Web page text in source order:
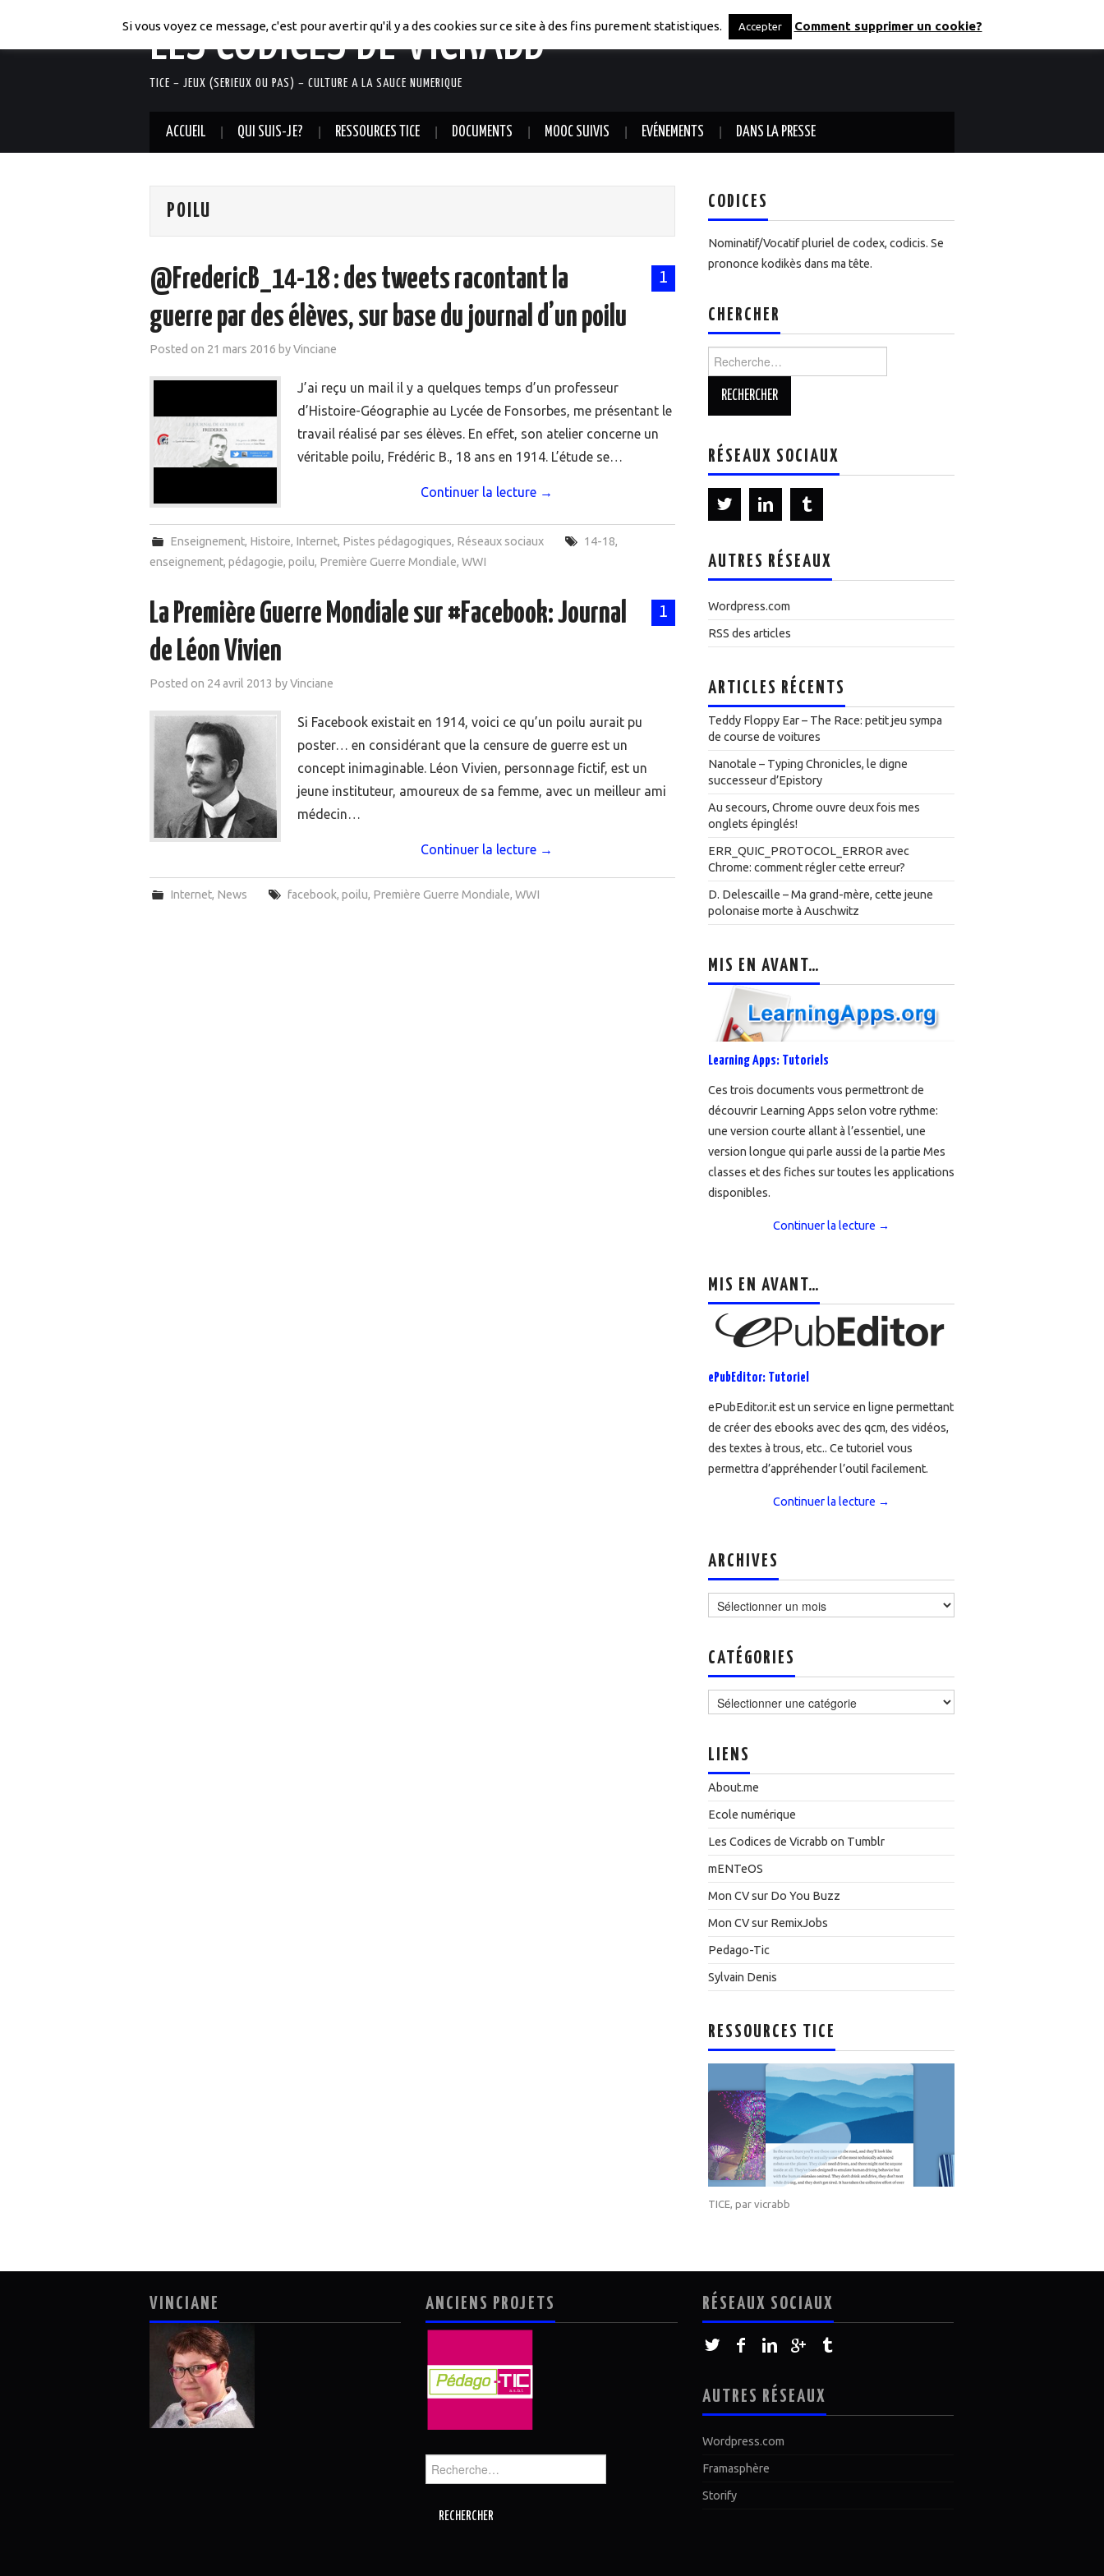
LES CODICES DE VICRABB
TICE – JEUX (SERIEUX OU PAS) – CULTURE A LA SAUCE NUMERIQUE
ACCUEIL QUI SUIS-JE? RESSOURCES TICE DOCUMENTS MOOC SUIVIS EVÉNEMENTS DANS LA PRESSE
POILU
1
@FredericB_14-18 : des tweets racontant la
guerre par des élèves, sur base du journal d’un poilu
Posted on 21 mars 2016 byVinciane
J’ai reçu un mail il y a quelques temps d’un professeur
d’Histoire-Géographie au Lycée de Fonsorbes, me présentant le
travail réalisé par ses élèves. En effet, son atelier concerne un
véritable poilu, Frédéric B., 18 ans en 1914. L’étude se…
Continuer la lecture →
Enseignement, Histoire, Internet, Pistes pédagogiques, Réseaux sociaux 14-18,
enseignement, pédagogie, poilu, Première Guerre Mondiale, WWI
1
La Première Guerre Mondiale sur #Facebook: Journal
de Léon Vivien
Posted on 24 avril 2013 byVinciane
Si Facebook existait en 1914, voici ce qu’un poilu aurait pu
poster… en considérant que la censure de guerre est un
concept inimaginable. Léon Vivien, personnage fictif, est un
jeune instituteur, amoureux de sa femme, avec un meilleur ami
médecin…
Continuer la lecture →
Internet, News facebook, poilu, Première Guerre Mondiale, WWI
CODICES
Nominatif/Vocatif pluriel de codex, codicis. Se
prononce kodikès dans ma tête.
CHERCHER
Rechercher :
RÉSEAUX SOCIAUX
AUTRES RÉSEAUX
Wordpress.com
RSS des articles
ARTICLES RÉCENTS
Teddy Floppy Ear – The Race: petit jeu sympa
de course de voitures
Nanotale – Typing Chronicles, le digne
successeur d’Epistory
Au secours, Chrome ouvre deux fois mes
onglets épinglés!
ERR_QUIC_PROTOCOL_ERROR avec
Chrome: comment régler cette erreur?
D. Delescaille – Ma grand-mère, cette jeune
polonaise morte à Auschwitz
MIS EN AVANT…
Learning Apps: Tutoriels
Ces trois documents vous permettront de
découvrir Learning Apps selon votre rythme:
une version courte allant à l’essentiel, une
version longue qui parle aussi de la partie Mes
classes et des fiches sur toutes les applications
disponibles.
Continuer la lecture →
MIS EN AVANT…
ePubEditor: Tutoriel
ePubEditor.it est un service en ligne permettant
de créer des ebooks avec des qcm, des vidéos,
des textes à trous, etc.. Ce tutoriel vous
permettra d’appréhender l’outil facilement.
Continuer la lecture →
ARCHIVES
CATÉGORIES
LIENS
About.me
Ecole numérique
Les Codices de Vicrabb on Tumblr
mENTeOS
Mon CV sur Do You Buzz
Mon CV sur RemixJobs
Pedago-Tic
Sylvain Denis
RESSOURCES TICE
TICE, par vicrabb
VINCIANE ANCIENS PROJETS
Rechercher :
RÉSEAUX SOCIAUX
AUTRES RÉSEAUX
Wordpress.com
Framasphère
Storify
Si vous voyez ce message, c'est pour avertir qu'il y a des cookies sur ce site à des fins purement statistiques. Accepter Comment supprimer un cookie?